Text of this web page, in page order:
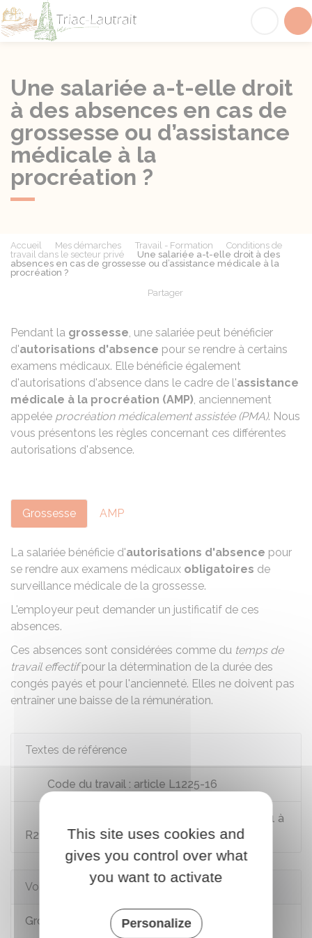
Une salariée a-t-elle droit
à des absences en cas de
grossesse ou d’assistance
médicale à la
procréation ?
Accueil Mes démarches Travail - Formation
Conditions de
travail dans le secteur privé
Une salariée a-t-elle droit à des
absences en cas de grossesse ou d’assistance médicale à la
procréation ?
Partager
Pendant la grossesse, une salariée peut bénéficier
d'autorisations d'absence pour se rendre à certains
examens médicaux. Elle bénéficie également
d'autorisations d'absence dans le cadre de l'assistance
médicale à la procréation (AMP), anciennement
appelée procréation médicalement assistée (PMA). Nous
vous présentons les règles concernant ces différentes
autorisations d'absence.
Grossesse AMP
La salariée bénéficie d'autorisations d'absence pour
se rendre aux examens médicaux obligatoires de
surveillance médicale de la grossesse.
L'employeur peut demander un justificatif de ces
absences.
Ces absences sont considérées comme du temps de
travail effectifpour la détermination de la durée des
congés payés et pour l'ancienneté. Elles ne doivent pas
entraîner une baisse de la rémunération.
Textes de référence
Code du travail : article L1225-16
Code de la santé publique : articles R2122-1 à
R2122-3
Voir aussi
Grossesse : examens médicaux
This site uses cookies and
gives you control over what
you want to activate
Personalize